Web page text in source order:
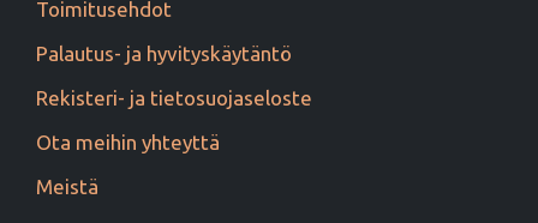
Toimitusehdot
Palautus- ja hyvityskäytäntö
Rekisteri- ja tietosuojaseloste
Ota meihin yhteyttä
Meistä